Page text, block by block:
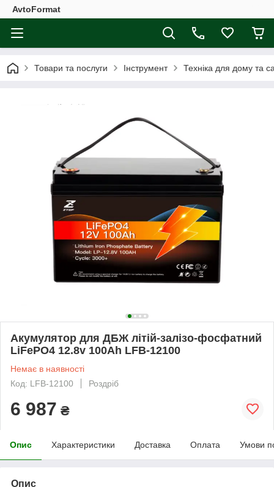
AvtoFormat
Товари та послуги Інструмент Техніка для дому та
Акумулятор для ДБЖ літій-залізо-фосфатний
LiFePO4 12.8v 100Ah LFB-12100
Немає в наявності
Код: LFB-12100
Роздріб
6 987 ₴
Опис Характеристики Доставка Оплата Умови
Опис